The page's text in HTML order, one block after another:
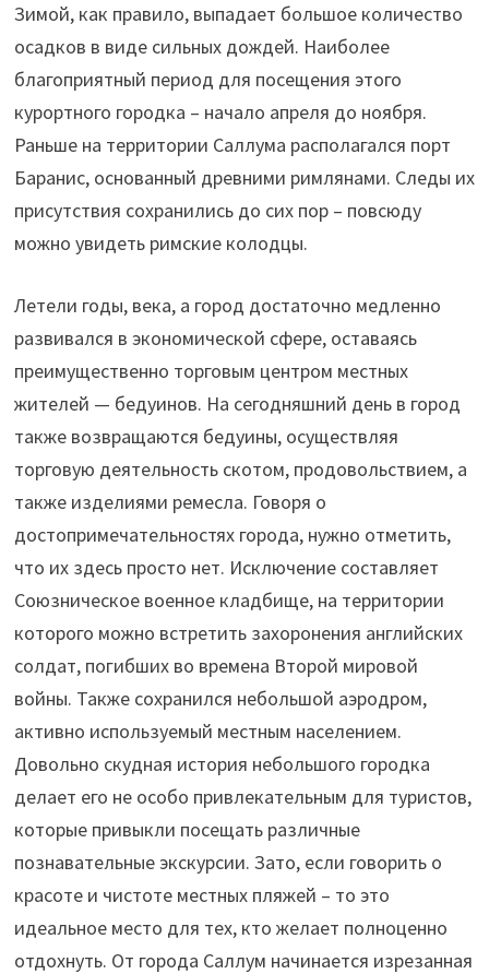
Зимой, как правило, выпадает большое количество
осадков в виде сильных дождей. Наиболее
благоприятный период для посещения этого
курортного городка – начало апреля до ноября.
Раньше на территории Саллума располагался порт
Баранис, основанный древними римлянами. Следы их
присутствия сохранились до сих пор – повсюду
можно увидеть римские колодцы.
Летели годы, века, а город достаточно медленно
развивался в экономической сфере, оставаясь
преимущественно торговым центром местных
жителей — бедуинов. На сегодняшний день в город
также возвращаются бедуины, осуществляя
торговую деятельность скотом, продовольствием, а
также изделиями ремесла. Говоря о
достопримечательностях города, нужно отметить,
что их здесь просто нет. Исключение составляет
Союзническое военное кладбище, на территории
которого можно встретить захоронения английских
солдат, погибших во времена Второй мировой
войны. Также сохранился небольшой аэродром,
активно используемый местным населением.
Довольно скудная история небольшого городка
делает его не особо привлекательным для туристов,
которые привыкли посещать различные
познавательные экскурсии. Зато, если говорить о
красоте и чистоте местных пляжей – то это
идеальное место для тех, кто желает полноценно
отдохнуть. От города Саллум начинается изрезанная